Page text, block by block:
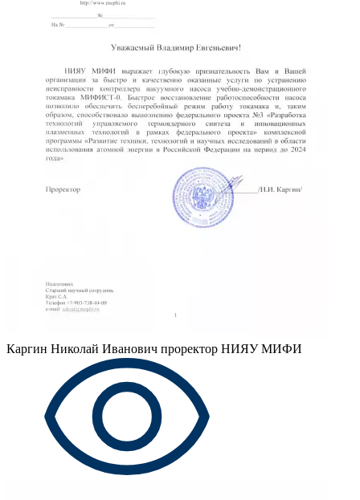
Каргин Николай Иванович проректор НИЯУ МИФИ